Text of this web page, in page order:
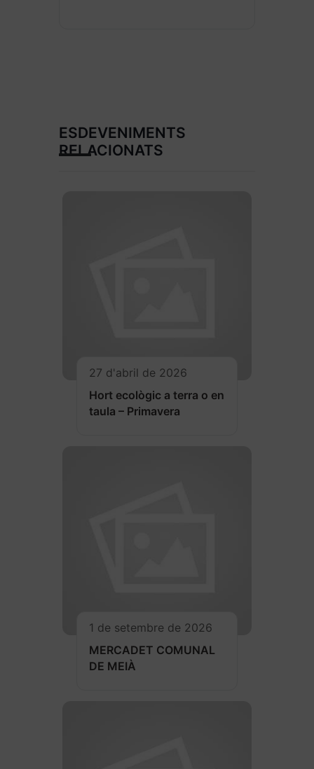
ESDEVENIMENTS
RELACIONATS
27 d'abril de 2026
Hort ecològic a terra o en
taula – Primavera
1 de setembre de 2026
MERCADET COMUNAL
DE MEIÀ